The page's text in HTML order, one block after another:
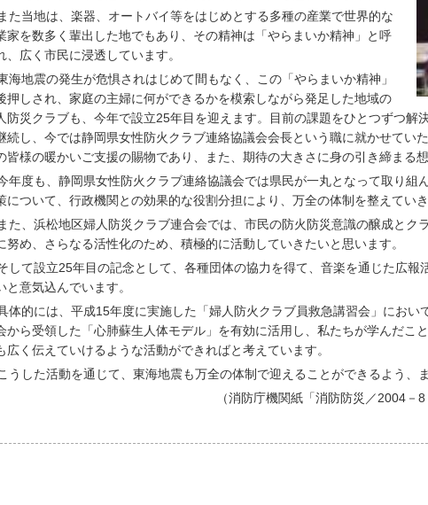
また当地は、楽器、オートバイ等をはじめとする多種の産業で世界的な
家を数多く輩出した地でもあり、その精神は「やらまいか精神」と呼
、広く市⺠に浸透しています。
海地震の発⽣が危惧されはじめて間もなく、この「やらまいか精神」
押しされ、家庭の主婦に何ができるかを模索しながら発⾜した地域の
防災クラブも、今年で設⽴25年目を迎えます。目前の課題をひとつずつ解
続し、今では静岡県⼥性防⽕クラブ連絡協議会会⻑という職に就かせてい
皆様の暖かいご⽀援の賜物であり、また、期待の⼤きさに⾝の引き締まる想
年度も、静岡県⼥性防⽕クラブ連絡協議会では県⺠が⼀丸となって取り組
について、⾏政機関との効果的な役割分担により、万全の体制を整えていき
また、浜松地区婦⼈防災クラブ連合会では、市⺠の防⽕防災意識の醸成とク
努め、さらなる活性化のため、積極的に活動していきたいと思います。
して設⽴25年目の記念として、各種団体の協⼒を得て、⾳楽を通じた広報
と意気込んでいます。
体的には、平成15年度に実施した「婦⼈防⽕クラブ員救急講習会」におい
から受領した「⼼肺蘇⽣⼈体モデル」を有効に活⽤し、私たちが学んだこ
広く伝えていけるような活動ができればと考えています。
うした活動を通じて、東海地震も万全の体制で迎えることができるよう、
（消防庁機関紙「消防防災／2004－